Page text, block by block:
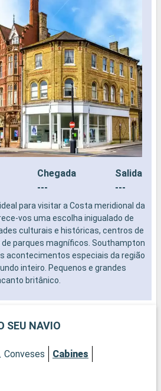
Chegada
---
Salida
---
para visitar a Costa meridional da
vos uma escolha inigualado de
culturais e históricas, centros de
parques magníficos. Southampton
acontecimentos especiais da região
inteiro. Pequenos e grandes
britânico.
SEU NAVIO
Conveses Cabines